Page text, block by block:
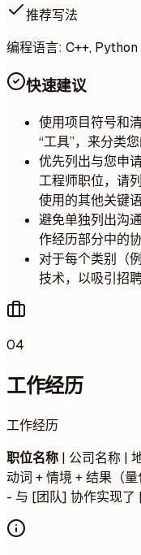
推荐写法
编程语言: C++,
快速建议
使用项目符号和
“工具”，来分类
优先列出与您申
工程师职位，请
使用的其他关键
避免单独列出沟
作经历部分中的
对于每个类别（
技术，以吸引招
04
工作经历
工作经历
职位名称 | 公司名称 |
动词 + 情境 + 结果（
- 与 [团队] 协作实现了